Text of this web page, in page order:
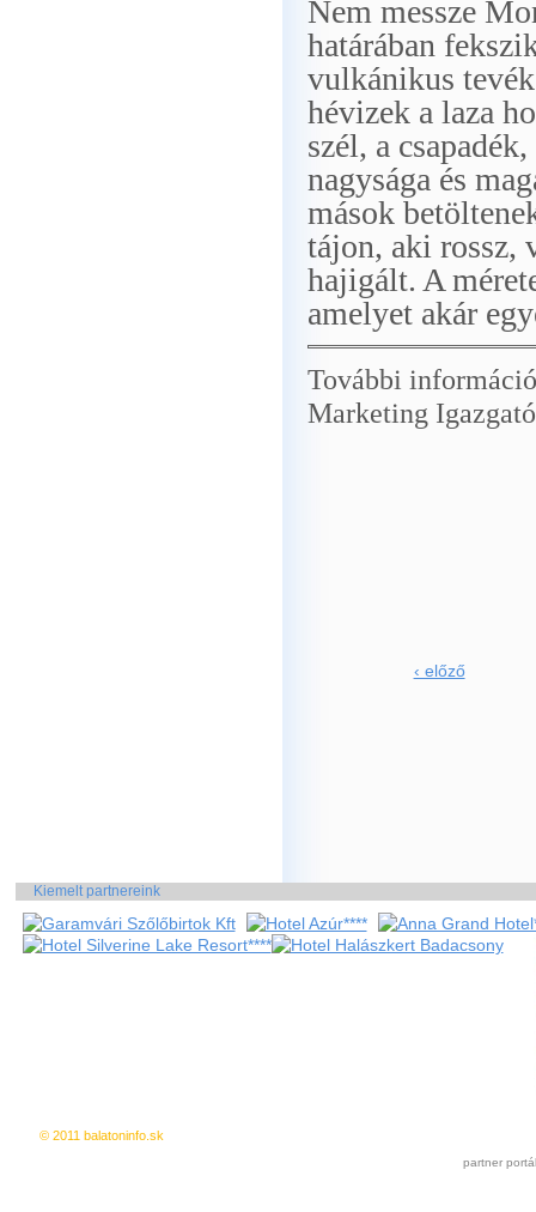
Nem messze
határában
vulkánikus
hévizek a laza
szél, a
nagysága és
mások
tájon, aki rossz,
hajigált. A
amelyet akár
További
Marketing
‹ előző
Kiemelt partnereink
© 2011 balatoninfo.sk
partner